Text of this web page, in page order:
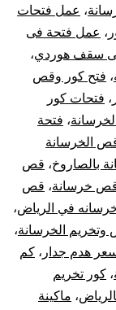
، عمل فتحات
، عمل فتحة فى
سقف هوردي،
، فتح كور وقص
، فتحات كور
، فتحة
الخرسانة
بالصاروخ، قص
خرسانة، قص
في الرياض،
الخرسانة،
هدم جدار ، كم
، كور تخريم
، ماكينة